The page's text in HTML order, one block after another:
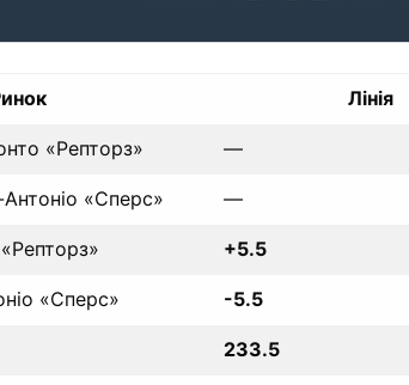
Лінія
«Репторз» —
«Сперс» —
+5.5
«Сперс» -5.5
233.5